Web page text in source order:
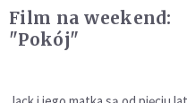
Film na weekend:
"Pokój"